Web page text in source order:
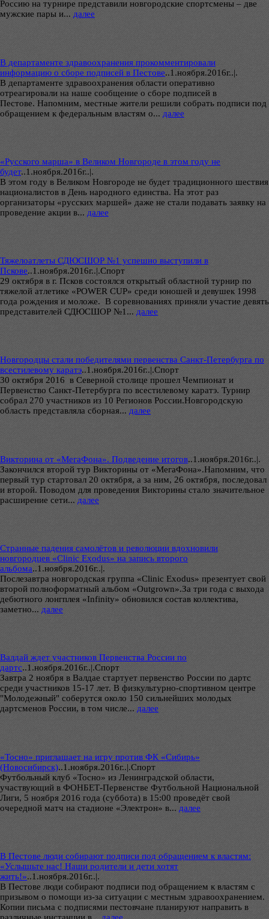
Россию на турнире представили новгородские спортсмены – две
мужские пары и... далее
В департаменте здравоохранения прокомментировали
информацию о сборе подписей в Пестове..1.ноября.2016г..|.
В департаменте здравоохранения области оперативно
отреагировали на наше сообщение о сборе подписей в
Пестове. Напомним, местные жители решили собрать подписи под
обращением к федеральным властям о... далее
«Русского марша» в Великом Новгороде в этом году не
будет..1.ноября.2016г..|.
В этом году в Великом Новгороде не будет традиционного шествия
националистов в День народного единства. На этот раз
организаторы «русских маршей» даже не стали подавать заявку на
проведение акции в... далее
Тяжелоатлеты СДЮСШОР №1 успешно выступили в
Пскове..1.ноября.2016г..|.Спорт
29 октября в г. Псков состоялся открытый областной турнир по
тяжелой атлетике «POWER CUP» среди юношей и девушек 1998
года рождения и моложе. В соревнованиях приняли участие девять
представителей СДЮСШОР №1... далее
Новгородцы стали победителями первенства Санкт-Петербурга по
всестилевому каратэ..1.ноября.2016г..|.Спорт
30 октября 2016 в Северной столице прошел Чемпионат и
Первенство Санкт-Петербурга по всестилевому каратэ. Турнир
собрал 270 участников из 10 Регионов России.Новгородскую
область представляла сборная... далее
Викторина от «МегаФона». Подведение итогов..1.ноября.2016г..|.
Закончился второй тур Викторины от «МегаФона».Напомним, что
первый тур стартовал 20 октября, а за ним, 26 октября, последовал
и второй. Поводом для проведения Викторины стало значительное
расширение сети... далее
Странные падения самолётов и революции вдохновили
новгородцев «Clinic Exodus» на запись второго
альбома..1.ноября.2016г..|.
Послезавтра новгородская группа «Clinic Exodus» презентует свой
второй полноформатный альбом «Outgrown».За три года с выхода
дебютного лонгплея «Infinity» обновился состав коллектива,
заметно... далее
Валдай ждет участников Первенства России по
дартс..1.ноября.2016г..|.Спорт
Завтра 2 ноября в Валдае стартует первенство России по дартс
среди участников 15-17 лет. В физкультурно-спортивном центре
"Молодежный" соберутся около 150 сильнейших молодых
дартсменов России, в том числе... далее
«Тосно» приглашает на игру против ФК «Сибирь»
(Новосибирск)..1.ноября.2016г..|.Спорт
Футбольный клуб «Тосно» из Ленинградской области,
участвующий в ФОНБЕТ-Первенстве Футбольной Национальной
Лиги, 5 ноября 2016 года (суббота) в 15:00 проведёт свой
очередной матч на стадионе «Электрон» в... далее
В Пестове люди собирают подписи под обращением к властям:
«Услышьте нас! Наши родители и дети хотят
жить!»..1.ноября.2016г..|.
В Пестове люди собирают подписи под обращением к властям с
призывом о помощи из-за ситуации с местным здравоохранением.
Копии письма с подписями пестовчане планируют направить в